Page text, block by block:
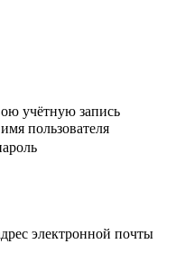
учётную запись
пользователя
электронной почты